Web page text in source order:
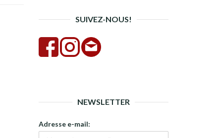
SUIVEZ-NOUS!
NEWSLETTER
Adresse e-mail: